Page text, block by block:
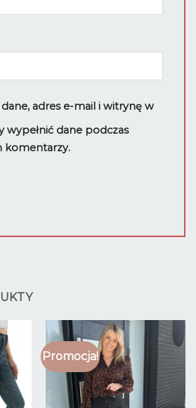
adres e-mail i witrynę w
wypełnić dane podczas
komentarzy.
Promocja!